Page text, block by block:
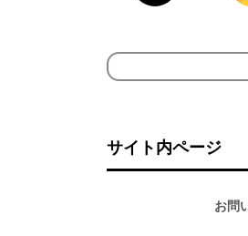
検
サイト内ページ
お問